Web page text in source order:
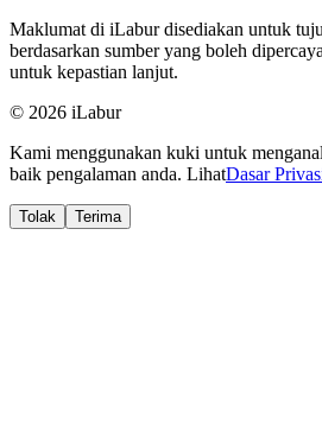
Maklumat di iLabur disediakan untuk
berdasarkan sumber yang boleh
untuk kepastian lanjut.
© 2026 iLabur
Kami menggunakan kuki untuk
baik pengalaman anda. LihatDasar
Tolak Terima